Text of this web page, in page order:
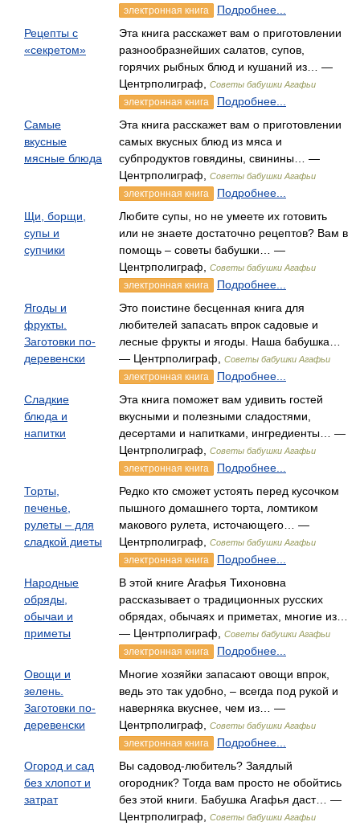
электронная книга
Подробнее...
Рецепты с
«секретом»
Эта книга расскажет вам о приготовлении
разнообразнейших салатов, супов,
горячих рыбных блюд и кушаний из… —
Центрполиграф,
Советы бабушки Агафьи
электронная книга
Подробнее...
Самые
вкусные
мясные блюда
Эта книга расскажет вам о приготовлении
самых вкусных блюд из мяса и
субпродуктов говядины, свинины… —
Центрполиграф,
Советы бабушки Агафьи
электронная книга
Подробнее...
Щи, борщи,
супы и
супчики
Любите супы, но не умеете их готовить
или не знаете достаточно рецептов? Вам в
помощь – советы бабушки… —
Центрполиграф,
Советы бабушки Агафьи
электронная книга
Подробнее...
Ягоды и
фрукты.
Заготовки по-
деревенски
Это поистине бесценная книга для
любителей запасать впрок садовые и
лесные фрукты и ягоды. Наша бабушка…
— Центрполиграф,
Советы бабушки Агафьи
электронная книга
Подробнее...
Сладкие
блюда и
напитки
Эта книга поможет вам удивить гостей
вкусными и полезными сладостями,
десертами и напитками, ингредиенты… —
Центрполиграф,
Советы бабушки Агафьи
электронная книга
Подробнее...
Торты,
печенье,
рулеты – для
сладкой диеты
Редко кто сможет устоять перед кусочком
пышного домашнего торта, ломтиком
макового рулета, источающего… —
Центрполиграф,
Советы бабушки Агафьи
электронная книга
Подробнее...
Народные
обряды,
обычаи и
приметы
В этой книге Агафья Тихоновна
рассказывает о традиционных русских
обрядах, обычаях и приметах, многие из…
— Центрполиграф,
Советы бабушки Агафьи
электронная книга
Подробнее...
Овощи и
зелень.
Заготовки по-
деревенски
Многие хозяйки запасают овощи впрок,
ведь это так удобно, – всегда под рукой и
наверняка вкуснее, чем из… —
Центрполиграф,
Советы бабушки Агафьи
электронная книга
Подробнее...
Огород и сад
без хлопот и
затрат
Вы садовод-любитель? Заядлый
огородник? Тогда вам просто не обойтись
без этой книги. Бабушка Агафья даст… —
Центрполиграф,
Советы бабушки Агафьи